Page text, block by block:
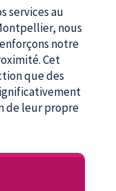
services au
nous
notre
Cet
que des
de leur propre